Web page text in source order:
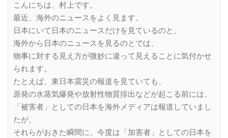
こんにちは、村上です。
最近、海外のニュースをよく見ます。
日本にいて日本のニュースだけを見ているのと、
海外から日本のニュースを見るのとでは、
物事に対する見え方が微妙に違って見えることに気付かせ
られます。
たとえば、東日本震災の報道を見ていても、
原発の水蒸気爆発や放射性物質排出などが起こる前には、
「被害者」としての日本を海外メディアは報道していまし
たが、
それらがおきた瞬間に、今度は「加害者」としての日本を